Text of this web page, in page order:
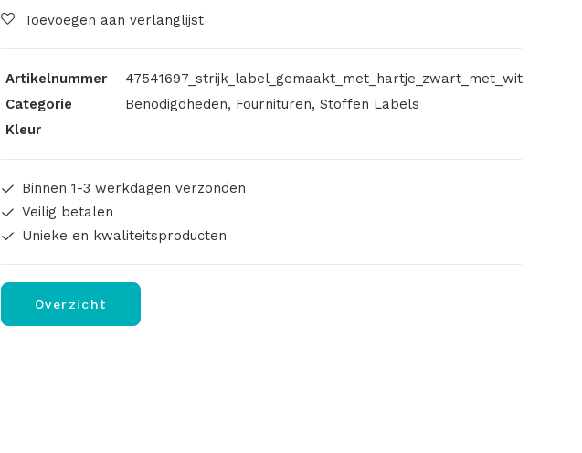
Zwart
aantal
Toevoegen aan verlanglijst
Artikelnummer
47541697_strijk_label_gemaakt_met_hartje_zwart_met_wit
Categorie
Benodigdheden, Fournituren, Stoffen Labels
Kleur
Binnen 1-3 werkdagen verzonden
Veilig betalen
Unieke en kwaliteitsproducten
Overzicht